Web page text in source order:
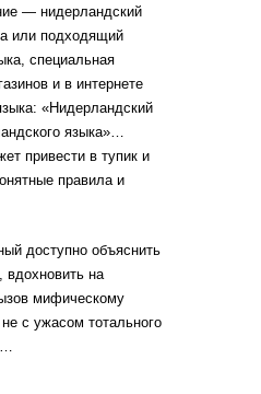
— нидерландский
или подходящий
специальная
и в интернете
«Нидерландский
языка»…
привести в тупик и
правила и
доступно объяснить
вдохновить на
мифическому
с ужасом тотального